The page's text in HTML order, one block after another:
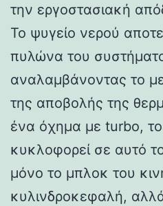
την εργοστασιακή
Το ψυγείο νερού
πυλώνα του
αναλαμβάνοντας το
της αποβολής της
ένα όχημα με turbo,
κυκλοφορεί σε αυτό
μόνο το μπλοκ του
κυλινδροκεφαλή,